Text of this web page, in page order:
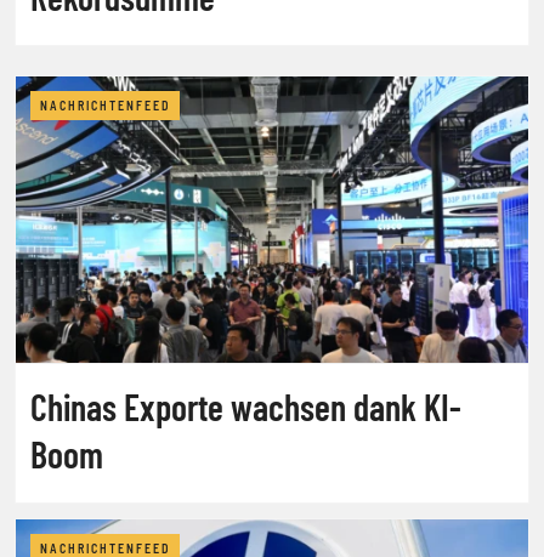
NACHRICHTENFEED
Chinas Exporte wachsen dank KI-
Boom
NACHRICHTENFEED